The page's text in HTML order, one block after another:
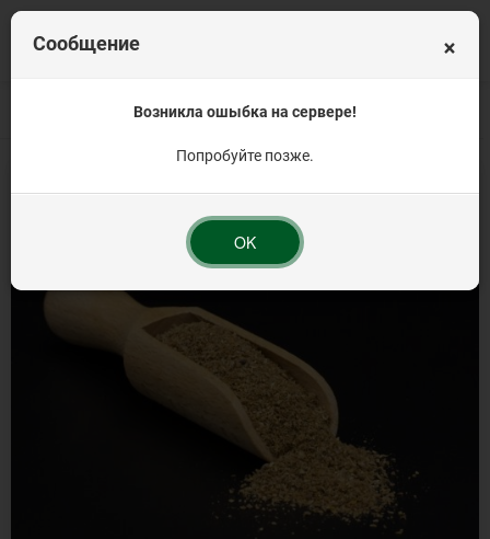
Весовая продукция Пряности и специи Кориандр молотый
×
Сообщение
Возникла ошыбка на сервере!
Попробуйте позже.
OK